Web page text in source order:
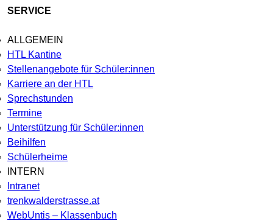
SERVICE
ALLGEMEIN
HTL Kantine
Stellenangebote für Schüler:innen
Karriere an der HTL
Sprechstunden
Termine
Unterstützung für Schüler:innen
Beihilfen
Schülerheime
INTERN
Intranet
trenkwalderstrasse.at
WebUntis – Klassenbuch